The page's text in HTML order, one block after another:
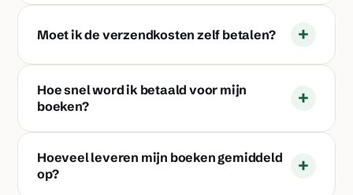
Moet ik de verzendkosten zelf betalen? +
Hoe snel word ik betaald voor mijn
boeken?
+
Hoeveel leveren mijn boeken gemiddeld
op?
+